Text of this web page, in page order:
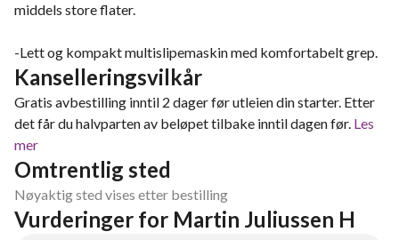
middels store flater.
-Lett og kompakt multislipemaskin med komfortabelt grep.
Kanselleringsvilkår
Gratis avbestilling inntil 2 dager før utleien din starter. Etter
det får du halvparten av beløpet tilbake inntil dagen før. Les
mer
Omtrentlig sted
Nøyaktig sted vises etter bestilling
Vurderinger for Martin Juliussen H